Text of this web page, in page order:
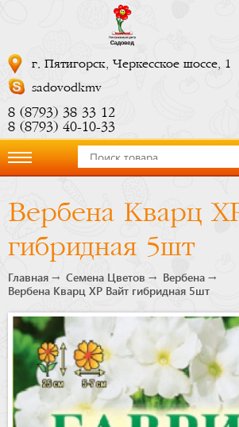
г. Пятигорск, Черкесское шоссе, 1
sadovodkmv
8 (8793) 38 33 12
8 (8793) 40-10-33
компании
Новости
Купить
сейчас
Бренды
Доставка
Вербена Кварц
гибридная 5шт
Главная Семена Цветов
Вербена
Вербена Кварц ХР Вайт гибридная 5шт